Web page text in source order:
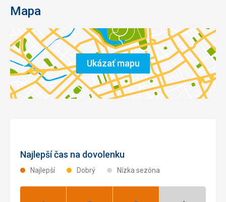
Mapa
Ukázať mapu
Najlepší čas na dovolenku
Najlepší Dobrý Nízka sezóna